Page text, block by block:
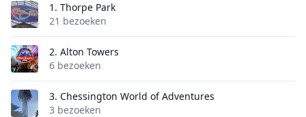
1. Thorpe Park
21 bezoeken
2. Alton Towers
6 bezoeken
3. Chessington World of Adventures
3 bezoeken